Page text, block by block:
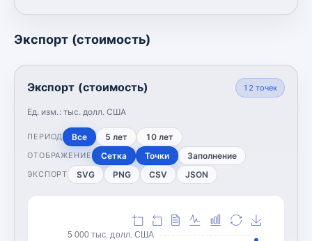
Экспорт (стоимость)
Экспорт (стоимость)
Ед. изм.: тыс. долл. США
12 точек
ПЕРИОД Все 5 лет 10 лет
ОТОБРАЖЕНИЕ Сетка Точки Заполнение
ЭКСПОРТ SVG PNG CSV JSON
5 000 тыс. долл. США